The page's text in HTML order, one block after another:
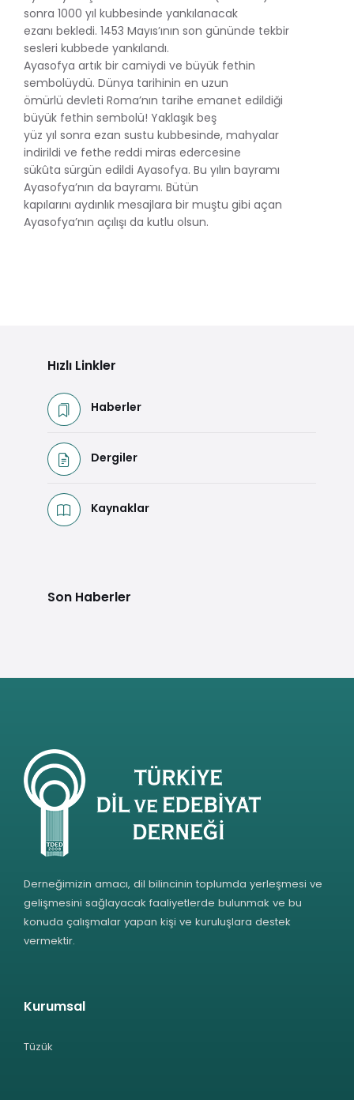
sonra 1000 yıl kubbesinde yankılanacak
ezanı bekledi. 1453 Mayıs’ının son gününde tekbir
sesleri kubbede yankılandı.
Ayasofya artık bir camiydi ve büyük fethin
sembolüydü. Dünya tarihinin en uzun
ömürlü devleti Roma’nın tarihe emanet edildiği
büyük fethin sembolü! Yaklaşık beş
yüz yıl sonra ezan sustu kubbesinde, mahyalar
indirildi ve fethe reddi miras edercesine
sükûta sürgün edildi Ayasofya. Bu yılın bayramı
Ayasofya’nın da bayramı. Bütün
kapılarını aydınlık mesajlara bir muştu gibi açan
Ayasofya’nın açılışı da kutlu olsun.
Hızlı Linkler
Haberler
Dergiler
Kaynaklar
Son Haberler
Derneğimizin amacı, dil bilincinin toplumda yerleşmesi ve
gelişmesini sağlayacak faaliyetlerde bulunmak ve bu
konuda çalışmalar yapan kişi ve kuruluşlara destek
vermektir.
Kurumsal
Tüzük